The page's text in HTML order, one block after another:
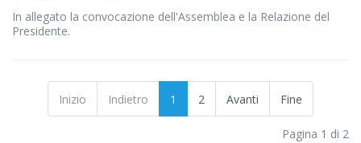
In allegato la convocazione dell'Assemblea e la Relazione del
Presidente.
Inizio Indietro 1 2 Avanti Fine
Pagina 1 di 2